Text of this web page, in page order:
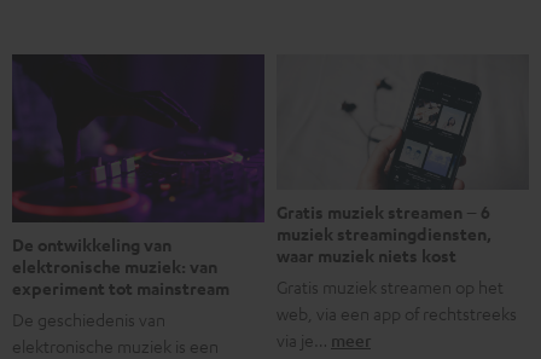
verder ontwikkelt. In vele uren na werktijd heeft het
team samen gewerkt om de MYND uit te breiden met de
mogelijkheid om via wifi te streamen. […]
De ontwikkeling van
elektronische muziek: van
experiment tot mainstream
De geschiedenis van
elektronische muziek is een
Gratis muziek streamen – 6
muziek streamingdiensten,
waar muziek niets kost
Gratis muziek streamen op het
web, via een app of rechtstreeks
via je… meer